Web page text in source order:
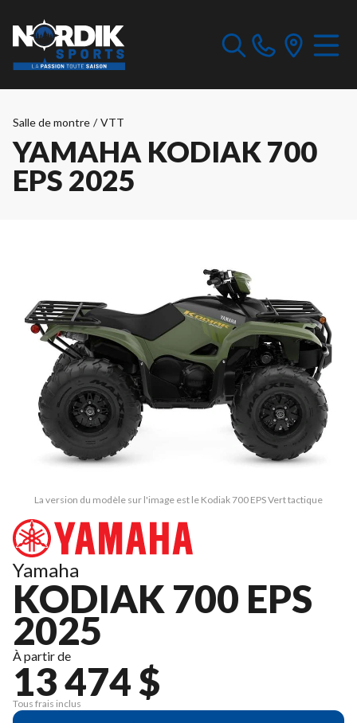
Salle de montre / VTT
YAMAHA KODIAK 700
EPS 2025
La version du modèle sur l'image est le Kodiak 700 EPS Vert tactique
Yamaha
KODIAK 700 EPS
2025
À partir de
13 474 $
Tous frais inclus